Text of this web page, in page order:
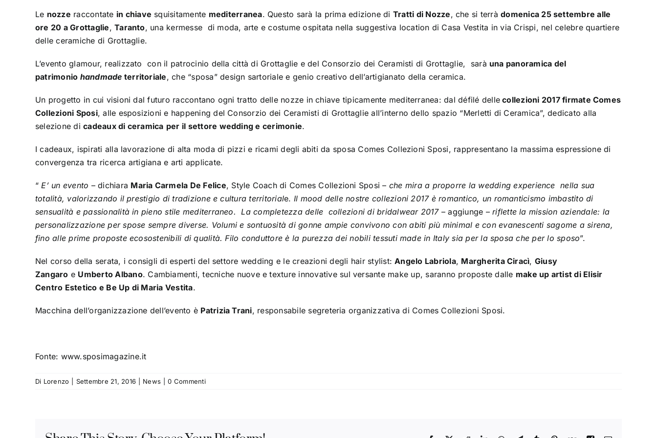
Le nozze raccontate in chiave squisitamente mediterranea. Questo sarà la prima edizione di Tratti di Nozze, che si terràdomenica 25 settembre alle
ore 20 a Grottaglie,Taranto, una kermesse di moda, arte e costume ospitata nella suggestiva location di Casa Vestita in via Crispi, nel celebre quartiere
delle ceramiche di Grottaglie.
L’evento glamour, realizzato con il patrocinio della città di Grottaglie e del Consorzio dei Ceramisti di Grottaglie, sarà una panoramica del
patrimonio handmade territoriale, che “sposa” design sartoriale e genio creativo dell’artigianato della ceramica.
Un progetto in cui visioni dal futuro raccontano ogni tratto delle nozze in chiave tipicamente mediterranea: dal défilé delle collezioni 2017 firmate Comes
Collezioni Sposi, alle esposizioni e happening del Consorzio dei Ceramisti di Grottaglie all’interno dello spazio “Merletti di Ceramica”, dedicato alla
selezione dicadeaux di ceramica per il settore wedding e cerimonie.
I cadeaux, ispirati alla lavorazione di alta moda di pizzi e ricami degli abiti da sposa Comes Collezioni Sposi, rappresentano la massima espressione di
convergenza tra ricerca artigiana e arti applicate.
“E’ un evento – dichiara Maria Carmela De Felice, Style Coach di Comes Collezioni Sposi – che mira a proporre la wedding experience nella sua
totalità, valorizzando il prestigio di tradizione e cultura territoriale. Il mood delle nostre collezioni 2017 è romantico, un romanticismo imbastito di
sensualità e passionalità in pieno stile mediterraneo. La completezza delle collezioni di bridalwear 2017– aggiunge –riflette la mission aziendale: la
personalizzazione per spose sempre diverse. Volumi e sontuosità di gonne ampie convivono con abiti più minimal e con evanescenti sagome a sirena,
fino alle prime proposte ecosostenibili di qualità. Filo conduttore è la purezza dei nobili tessuti made in Italy sia per la sposa che per lo sposo”.
Nel corso della serata, i consigli di esperti del settore wedding e le creazioni degli hair stylist:Angelo Labriola, Margherita Ciracì, Giusy
Zangaro e Umberto Albano. Cambiamenti, tecniche nuove e texture innovative sul versante make up, saranno proposte dalle make up artist di Elisir
Centro Estetico e Be Up di Maria Vestita.
Macchina dell’organizzazione dell’evento è Patrizia Trani, responsabile segreteria organizzativa di Comes Collezioni Sposi.
Fonte: www.sposimagazine.it
Di Lorenzo Settembre 21, 2016 News 0 Commenti